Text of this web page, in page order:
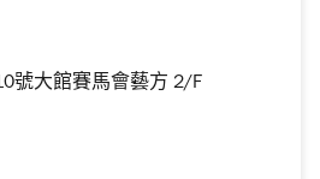
號大館賽馬會藝方 2/F